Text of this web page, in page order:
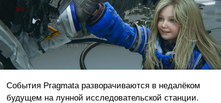
События Pragmata разворачиваются в недалёком
будущем на лунной исследовательской станции.